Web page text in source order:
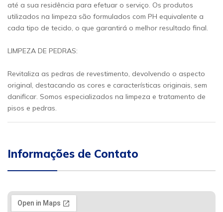
até a sua residência para efetuar o serviço. Os produtos
utilizados na limpeza são formulados com PH equivalente a
cada tipo de tecido, o que garantirá o melhor resultado final.
LIMPEZA DE PEDRAS:
Revitaliza as pedras de revestimento, devolvendo o aspecto
original, destacando as cores e características originais, sem
danificar. Somos especializados na limpeza e tratamento de
pisos e pedras.
Informações de Contato